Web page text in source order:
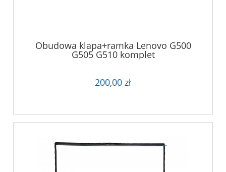
Obudowa klapa+ramka Lenovo G500
G505 G510 komplet
200,00 zł